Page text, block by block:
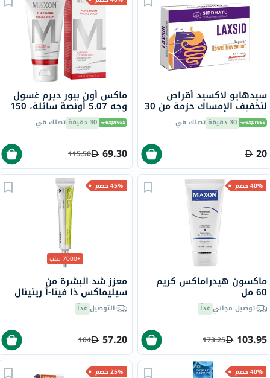
سيدهايو لاكسيد أقراص
لتخفيف الإمساك حزمة من 30
30 دقيقة تصلك في
20
ماكس أون بيور ديرم غسول
وجه 5.07 أونصة سائلة، 150
مل 30 دقيقة تصلك في
69.30
115.50
40% خصم
ماكسون هيدراماكس كريم
60 مل
توصيل مجانيغداً
103.95
173.25
45% خصم
+7000 طلب
معزز شد البشرة من
سيليماكس ذا فيتا-أ ريتينال
شوت، 15 مل
التوصيلغداً
57.20
104
40% خصم 25% خصم